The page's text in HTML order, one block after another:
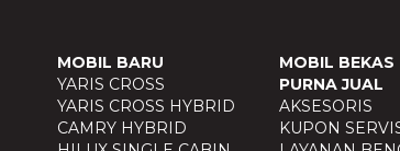
MOBIL BARU
YARIS CROSS
YARIS CROSS HYBRID
CAMRY HYBRID
MOBIL BEKAS
PURNA JUAL
AKSESORIS
KUPON